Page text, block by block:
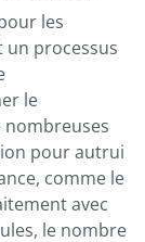
les
un processus
le
pour autrui
comme le
avec
le nombre